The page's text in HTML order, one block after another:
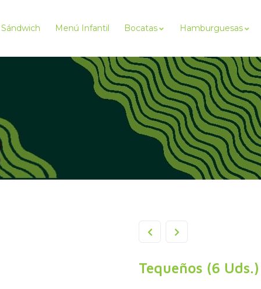
Sándwich Menú Infantil Bocatas Hamburguesas
Tequeños (6 Uds.)